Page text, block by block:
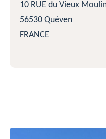
10 RUE du Vieux
56530 Quéven
FRANCE